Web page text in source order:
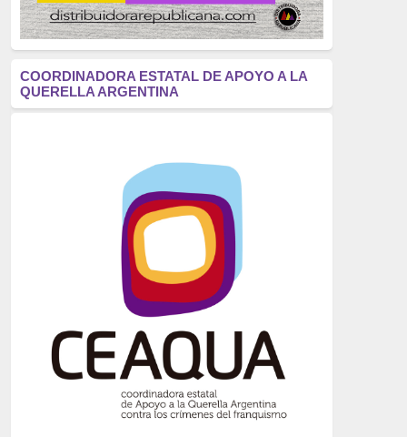
mujer
(1070)
Eventos
(914)
Crímenes del franquismo
(721)
(699)
(607)
neofranquismo
(567)
Justicia Universal
Derechos Humanos
(522)
Nacionalcatolicismo
(514)
COORDINADORA ESTATAL DE APOYO A LA
QUERELLA ARGENTINA